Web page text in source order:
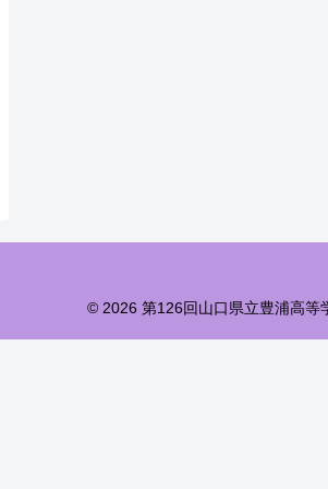
© 2026 第126回山口県立豊浦高等